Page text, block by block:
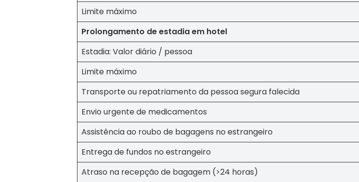
Limite máximo
Prolongamento de estadia em hotel
Estadia: Valor diário / pessoa
Limite máximo
Transporte ou repatriamento da pessoa segura falecida
Envio urgente de medicamentos
Assistência ao roubo de bagagens no estrangeiro
Entrega de fundos no estrangeiro
Atraso na recepção de bagagem (>24 horas)